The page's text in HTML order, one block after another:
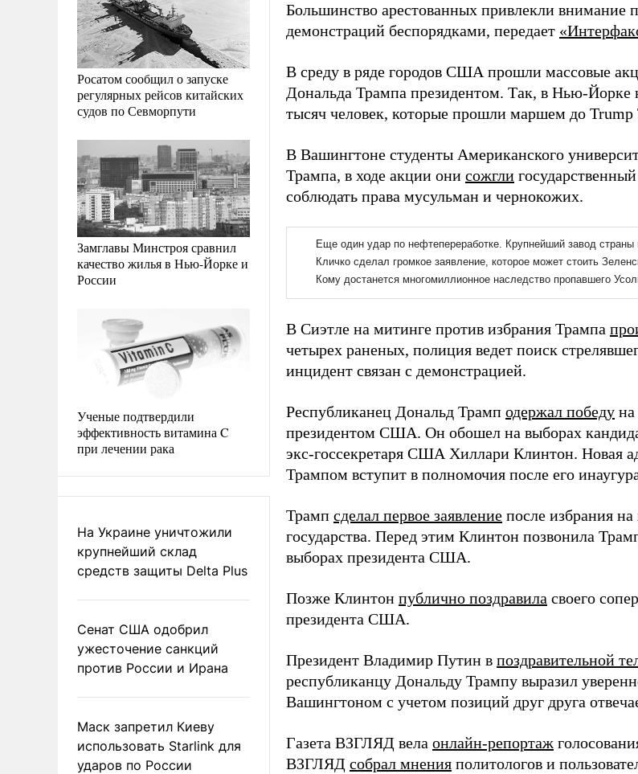
Росатом сообщил о запуске
регулярных рейсов китайских
судов по Севморпути
Замглавы Минстроя сравнил
качество жилья в Нью-Йорке и
России
Ученые подтвердили
эффективность витамина C
при лечении рака
На Украине уничтожили
крупнейший склад
средств защиты Delta Plus
Сенат США одобрил
ужесточение санкций
против России и Ирана
Маск запретил Киеву
использовать Starlink для
ударов по России
Большинство арестованных привлекли внимание
демонстраций беспорядками, передает
В среду в ряде городов США прошли массовые
Дональда Трампа президентом. Так, в Нью-Йорке
тысяч человек, которые прошли маршем до Trump
В Вашингтоне студенты Американского
Трампа, в ходе акции они сожгли
соблюдать права мусульман и чернокожих.
В Сиэтле на митинге против избрания Трампа
четырех раненых, полиция ведет поиск
инцидент связан с демонстрацией.
Республиканец Дональд Трамп одержал победу
президентом США. Он обошел на выборах
экс-госсекретаря США Хиллари Клинтон. Новая
Трампом вступит в полномочия после его
Трамп сделал первое заявление после избрания
государства. Перед этим Клинтон позвонила
выборах президента США.
Позже Клинтон публично поздравила своего
президента США.
Президент Владимир Путин в поздравительной
республиканцу Дональду Трампу выразил
Вашингтоном с учетом позиций друг друга
Газета ВЗГЛЯД вела онлайн-репортаж
ВЗГЛЯД собрал мнения политологов и